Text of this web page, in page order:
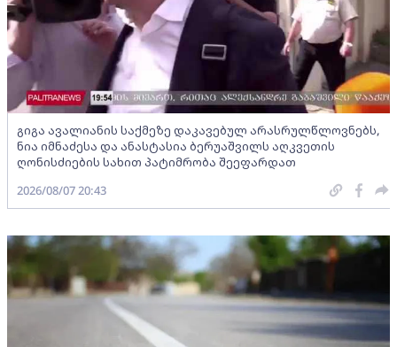
გიგა ავალიანის საქმეზე დაკავებულ არასრულწლოვნებს,
ნია იმნაძესა და ანასტასია ბერუაშვილს აღკვეთის
ღონისძიების სახით პატიმრობა შეეფარდათ
2026/08/07 20:43